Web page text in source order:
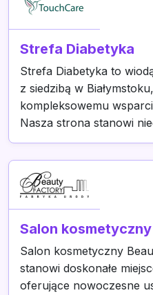
Strefa Diabetyka
Strefa Diabetyka to
z siedzibą w
kompleksowemu
Nasza strona stanowi
Salon
Salon kosmetyczny
stanowi doskonałe
oferujące nowoczesne